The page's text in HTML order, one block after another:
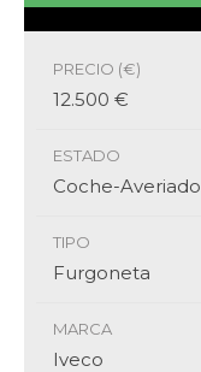
PRECIO (€)
12.500 €
ESTADO
Coche-Averiado
TIPO
Furgoneta
MARCA
Iveco